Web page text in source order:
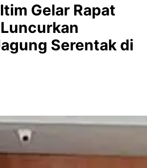
Gelar Rapat
Serentak di